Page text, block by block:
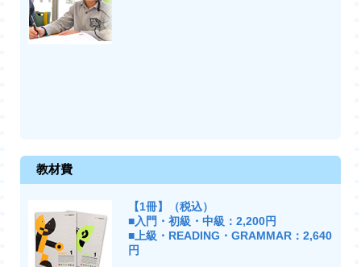
教材費
【1冊】（税込）
■入門・初級・中級：2,200円
■上級・READING・GRAMMAR：2,640
円